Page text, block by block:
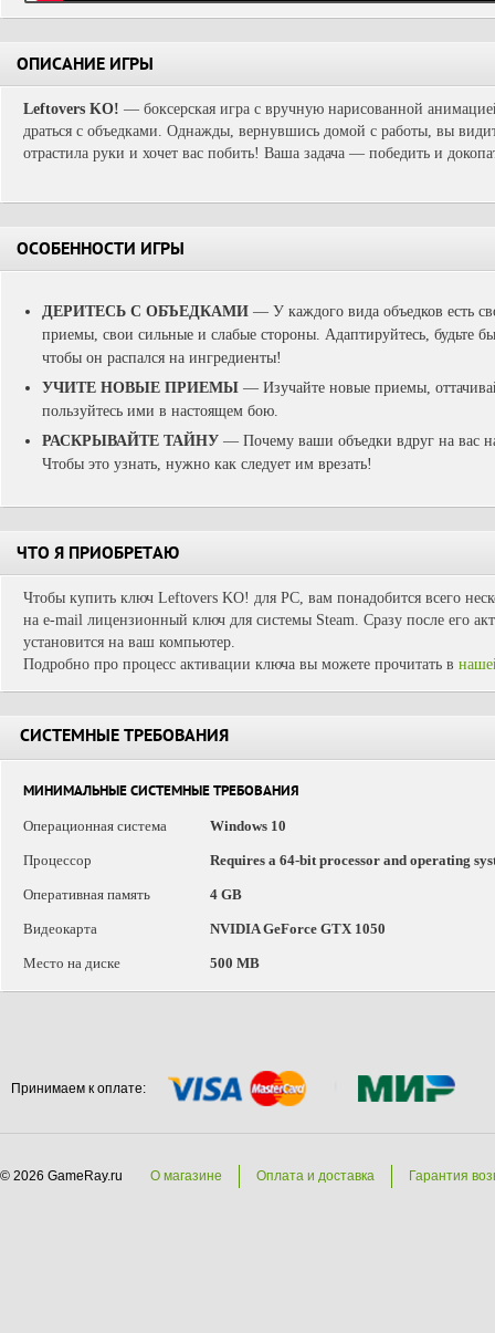
ОПИСАНИЕ ИГРЫ
Leftovers KO! — боксерская игра с вручную нарисованной
драться с объедками. Однажды, вернувшись домой с работы, вы
отрастила руки и хочет вас побить! Ваша задача — победить и
ОСОБЕННОСТИ ИГРЫ
ДЕРИТЕСЬ С ОБЪЕДКАМИ — У каждого вида объедков есть
приемы, свои сильные и слабые стороны. Адаптируйтесь, будьте
чтобы он распался на ингредиенты!
УЧИТЕ НОВЫЕ ПРИЕМЫ — Изучайте новые приемы,
пользуйтесь ими в настоящем бою.
РАСКРЫВАЙТЕ ТАЙНУ — Почему ваши объедки вдруг на вас
Чтобы это узнать, нужно как следует им врезать!
ЧТО Я ПРИОБРЕТАЮ
Чтобы купить ключ Leftovers KO! для PC, вам понадобится всего
на e-mail лицензионный ключ для системы Steam. Сразу после его
установится на ваш компьютер.
Подробно про процесс активации ключа вы можете прочитать в
СИСТЕМНЫЕ ТРЕБОВАНИЯ
МИНИМАЛЬНЫЕ СИСТЕМНЫЕ ТРЕБОВАНИЯ
Операционная система
Windows 10
Процессор Requires a 64-bit processor and operating
Оперативная память 4 GB
Видеокарта NVIDIA GeForce GTX 1050
Место на диске 500 MB
Принимаем к оплате:
© 2026 GameRay.ru О магазине Оплата и доставка Гарантия